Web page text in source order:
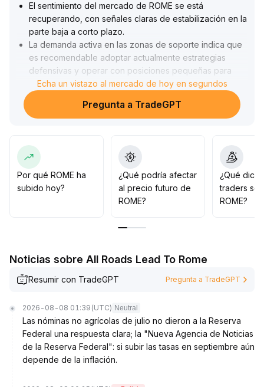
El sentimiento del mercado de ROME se está
recuperando, con señales claras de estabilización en la
parte baja a corto plazo.
La demanda activa en las zonas de soporte indica que
es recomendable adoptar actualmente estrategias
defensivas y operar con posiciones pequeñas para
probar el terreno, esperando para incrementar cuando
el volumen de operaciones aumente y se supere el
rango de consolidación.
flujos de capital aún no muestran una tendencia
sostenida de alza en conjunto
La estrategia general es construir posiciones de forma
escalonada y mantener un control riguroso del riesgo,
observando la relación entre volumen y precio y
una exposición excesiva antes de que la tendencia sea
Echa un vistazo al mercado de hoy en segundos
Pregunta a TradeGPT
Por qué ROME ha
subido hoy?
¿Qué podría afectar
al precio futuro de
ROME?
¿Qué
traders
ROME?
Noticias sobre All Roads Lead To Rome
Resumir con TradeGPT Pregunta a TradeGPT
2026-08-08 01:39 (UTC) Neutral
Las nóminas no agrícolas de julio no dieron a la Reserva
Federal una respuesta clara; la "Nueva Agencia de Noticias
de la Reserva Federal": si subir las tasas en septiembre aún
depende de la inflación.